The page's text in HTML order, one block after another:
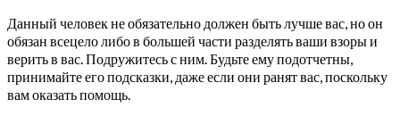
Данный человек не обязательно должен быть лучше вас, но он
обязан всецело либо в большей части разделять ваши взоры и
верить в вас. Подружитесь с ним. Будьте ему подотчетны,
принимайте его подсказки, даже если они ранят вас, поскольку
вам оказать помощь.